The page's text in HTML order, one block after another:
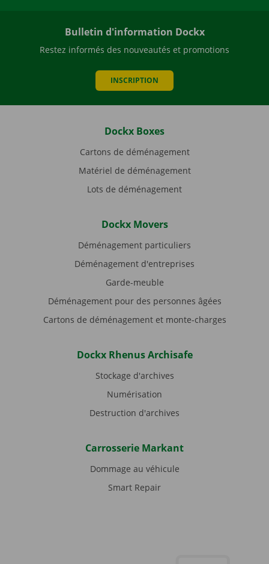
Bulletin d'information Dockx
Restez informés des nouveautés et promotions
INSCRIPTION
Dockx Boxes
Cartons de déménagement
Matériel de déménagement
Lots de déménagement
Dockx Movers
Déménagement particuliers
Déménagement d'entreprises
Garde-meuble
Déménagement pour des personnes âgées
Cartons de déménagement et monte-charges
Dockx Rhenus Archisafe
Stockage d'archives
Numérisation
Destruction d'archives
Carrosserie Markant
Dommage au véhicule
Smart Repair